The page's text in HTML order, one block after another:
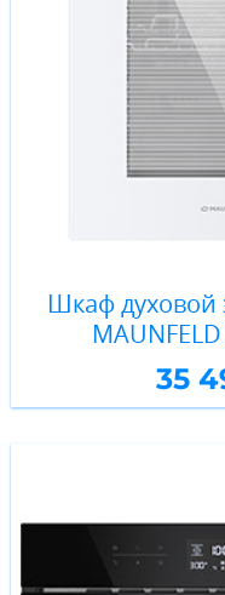
Шкаф духовой
35